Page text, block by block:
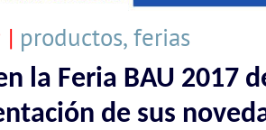
| productos, ferias
la Feria BAU 2017
de sus